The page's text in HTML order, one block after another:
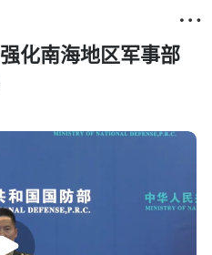

化南海地区军事部